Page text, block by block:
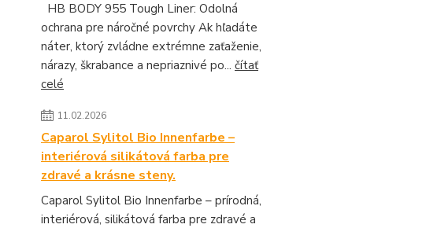
HB BODY 955 Tough Liner: Odolná
ochrana pre náročné povrchy Ak hľadáte
náter, ktorý zvládne extrémne zaťaženie,
nárazy, škrabance a nepriaznivé po... čítať
celé
11.02.2026
Caparol Sylitol Bio Innenfarbe –
interiérová silikátová farba pre
zdravé a krásne steny.
Caparol Sylitol Bio Innenfarbe – prírodná,
interiérová, silikátová farba pre zdravé a